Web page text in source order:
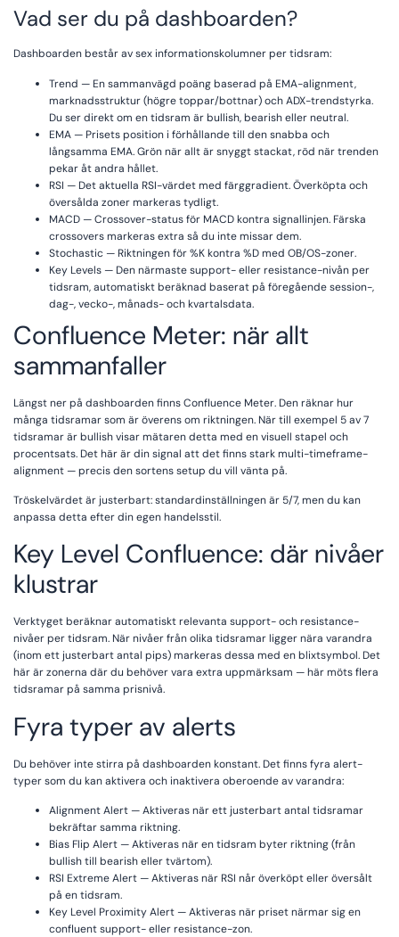
Vad ser du på dashboarden?
Dashboarden består av sex informationskolumner per tidsram:
Trend — En sammanvägd poäng baserad på EMA-alignment,
marknadsstruktur (högre toppar/bottnar) och ADX-trendstyrka.
Du ser direkt om en tidsram är bullish, bearish eller neutral.
EMA — Prisets position i förhållande till den snabba och
långsamma EMA. Grön när allt är snyggt stackat, röd när trenden
pekar åt andra hållet.
RSI — Det aktuella RSI-värdet med färggradient. Överköpta och
översålda zoner markeras tydligt.
MACD — Crossover-status för MACD kontra signallinjen. Färska
crossovers markeras extra så du inte missar dem.
Stochastic — Riktningen för %K kontra %D med OB/OS-zoner.
Key Levels — Den närmaste support- eller resistance-nivån per
tidsram, automatiskt beräknad baserat på föregående session-,
dag-, vecko-, månads- och kvartalsdata.
Confluence Meter: när allt
sammanfaller
Längst ner på dashboarden finns Confluence Meter. Den räknar hur
många tidsramar som är överens om riktningen. När till exempel 5 av 7
tidsramar är bullish visar mätaren detta med en visuell stapel och
procentsats. Det här är din signal att det finns stark multi-timeframe-
alignment — precis den sortens setup du vill vänta på.
Tröskelvärdet är justerbart: standardinställningen är 5/7, men du kan
anpassa detta efter din egen handelsstil.
Key Level Confluence: där nivåer
klustrar
Verktyget beräknar automatiskt relevanta support- och resistance-
nivåer per tidsram. När nivåer från olika tidsramar ligger nära varandra
(inom ett justerbart antal pips) markeras dessa med en blixtsymbol. Det
här är zonerna där du behöver vara extra uppmärksam — här möts flera
tidsramar på samma prisnivå.
Fyra typer av alerts
Du behöver inte stirra på dashboarden konstant. Det finns fyra alert-
typer som du kan aktivera och inaktivera oberoende av varandra:
Alignment Alert — Aktiveras när ett justerbart antal tidsramar
bekräftar samma riktning.
Bias Flip Alert — Aktiveras när en tidsram byter riktning (från
bullish till bearish eller tvärtom).
RSI Extreme Alert — Aktiveras när RSI når överköpt eller översålt
på en tidsram.
Key Level Proximity Alert — Aktiveras när priset närmar sig en
confluent support- eller resistance-zon.